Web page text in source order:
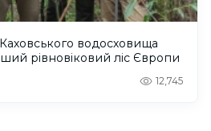
водосховища
рівновіковий ліс Європи
12,745